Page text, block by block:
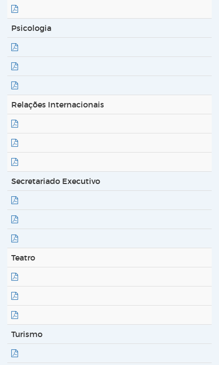
Psicologia
Relações Internacionais
Secretariado Executivo
Teatro
Turismo